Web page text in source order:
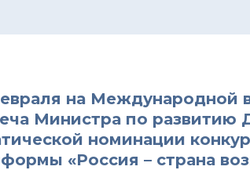
на Международной
Министра по развитию
номинации
«Россия – страна